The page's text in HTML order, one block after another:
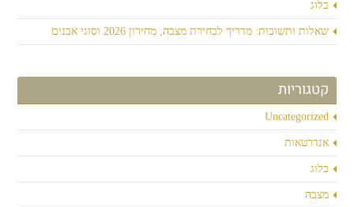
בלוג
שאלות ותשובות: מדריך לבחירת מצבה, מחירון 2026 וסוגי אבנים
קטגוריות
Uncategorized
אנדרטאות
בלוג
מצבה